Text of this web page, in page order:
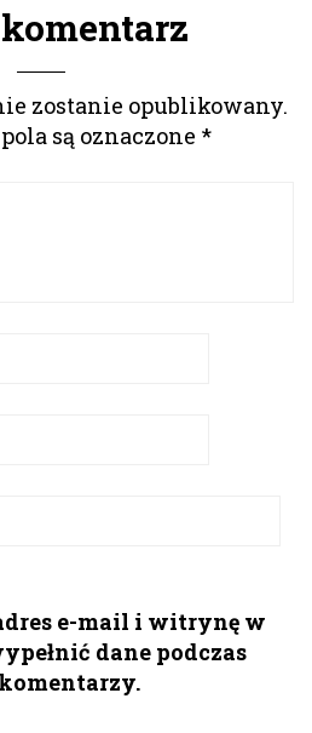
zostanie opublikowany.
są oznaczone *
e-mail i witrynę w
dane podczas